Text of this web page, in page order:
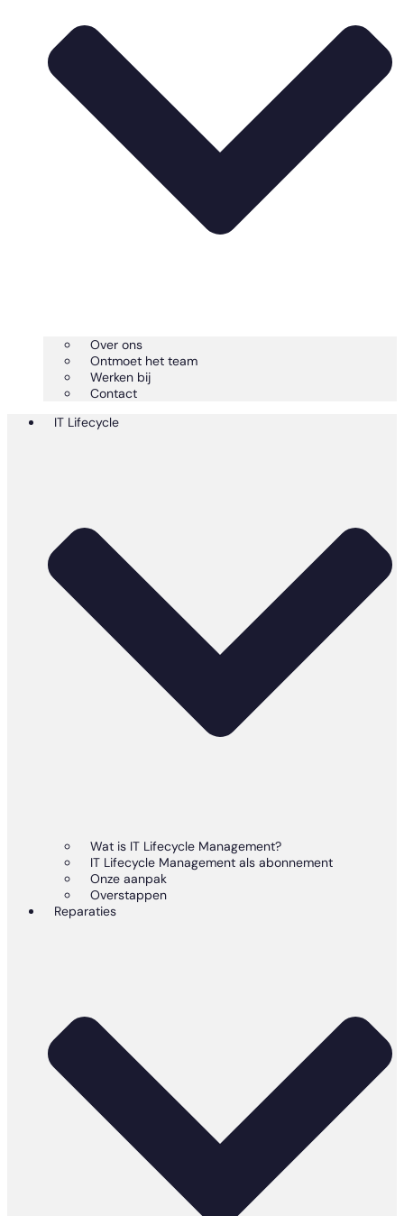
Over ons
Ontmoet het team
Werken bij
Contact
IT Lifecycle
Wat is IT Lifecycle Management?
IT Lifecycle Management als abonnement
Onze aanpak
Overstappen
Reparaties